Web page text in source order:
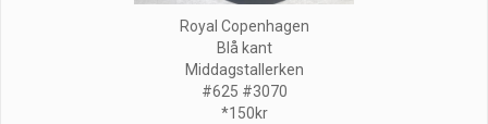
Royal Copenhagen
Blå kant
Middagstallerken
#625 #3070
*150kr